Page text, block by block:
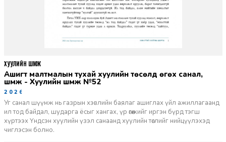
Ашигт малтмалын тухай хуулийн төсөлд өгөх санал,
шүүмж - Хуулийн шүүмж №52
2026-06-29
Уг санал шүүмж нь газрын хэвлийн баялаг ашиглах үйл ажиллагаанд
ил тод байдал, шударга ёсыг хангах, үр өгөөжийг иргэн бүрд тэгш
хүртээх Үндсэн хуулийн үзэл санаанд хуулийн төслийг нийцүүлэхэд
чиглэсэн болно.
ХУУЛИЙН ШҮҮМЖ